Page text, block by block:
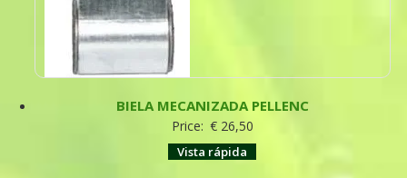
BIELA MECANIZADA PELLENC
Price: €26,50
Vista rápida